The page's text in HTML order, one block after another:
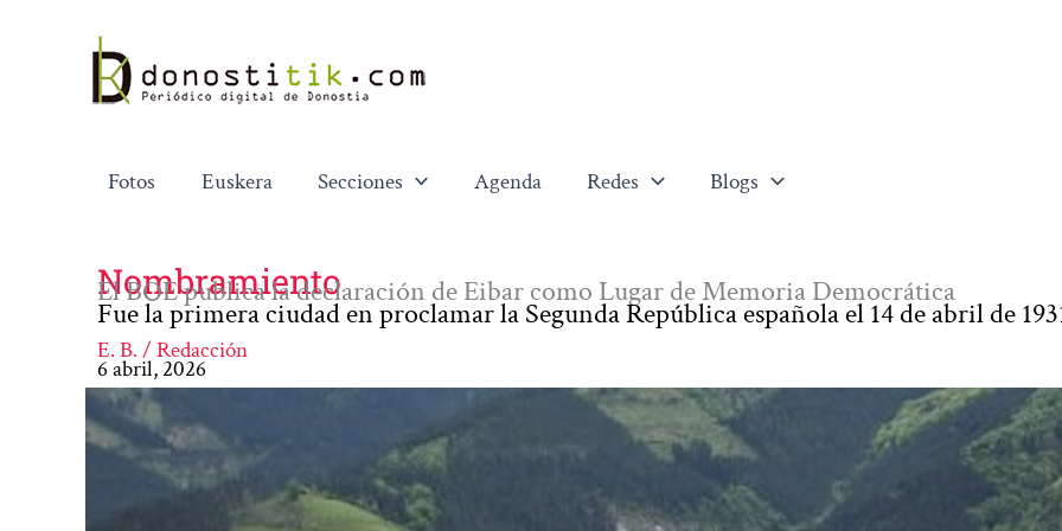
contenido
Fotos Euskera Secciones Agenda Redes Blogs
Nombramiento
El BOE publica la declaración de Eibar como Lugar de Memoria Democrática
Fue la primera ciudad en proclamar la Segunda República española el 14 de abril de
E. B. / Redacción
6 abril, 2026